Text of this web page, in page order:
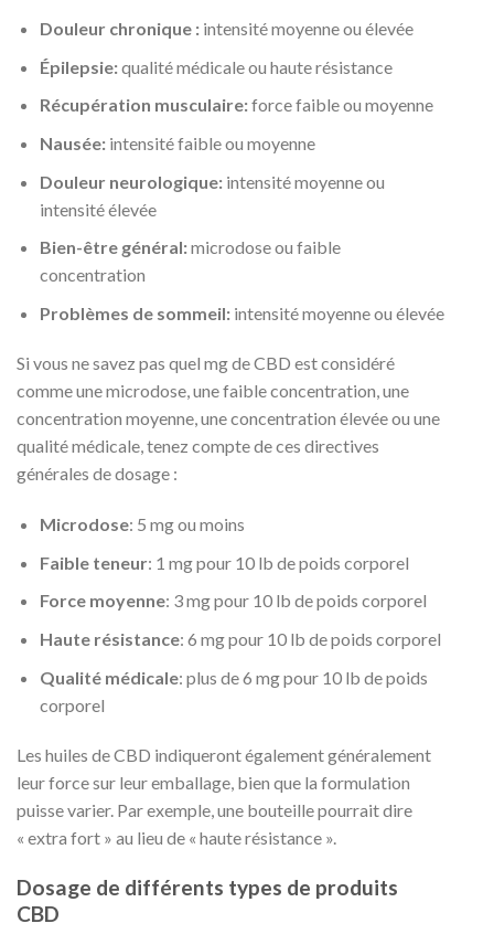
Douleur chronique :intensité moyenne ou élevée
Épilepsie:qualité médicale ou haute résistance
Récupération musculaire:force faible ou moyenne
Nausée:intensité faible ou moyenne
Douleur neurologique:intensité moyenne ou
intensité élevée
Bien-être général:microdose ou faible
concentration
Problèmes de sommeil:intensité moyenne ou élevée
Si vous ne savez pas quel mg de CBD est considéré
comme une microdose, une faible concentration, une
concentration moyenne, une concentration élevée ou une
qualité médicale, tenez compte de ces directives
générales de dosage :
Microdose: 5 mg ou moins
Faible teneur: 1 mg pour 10 lb de poids corporel
Force moyenne: 3 mg pour 10 lb de poids corporel
Haute résistance: 6 mg pour 10 lb de poids corporel
Qualité médicale: plus de 6 mg pour 10 lb de poids
corporel
Les huiles de CBD indiqueront également généralement
leur force sur leur emballage, bien que la formulation
puisse varier. Par exemple, une bouteille pourrait dire
« extra fort » au lieu de « haute résistance ».
Dosage de différents types de produits
CBD